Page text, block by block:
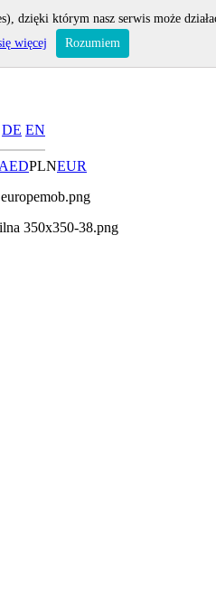
DE EN
PLNEUR
dzięki którym nasz serwis może
więcej Rozumiem